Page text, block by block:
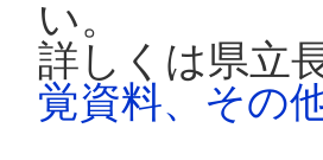
い。
詳しくは県立
覚資料、その